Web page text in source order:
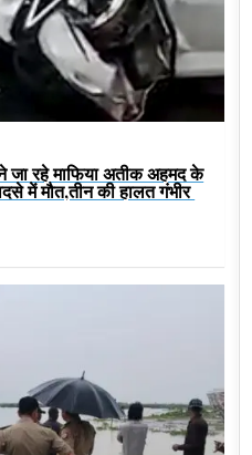
जा रहे माफिया अतीक अहमद के
में मौत,तीन की हालत गंभीर